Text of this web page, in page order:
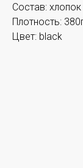
Состав: хлопок
Плотность:
Цвет: black